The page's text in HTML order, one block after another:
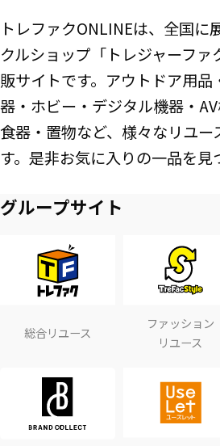
トレファクONLINEは、全国に
クルショップ「トレジャーフ
販サイトです。アウトドア用
器・ホビー・デジタル機器・
食器・置物など、様々なリユー
す。是非お気に入りの一品を見
グループサイト
総合リユース
ファッション
リユース